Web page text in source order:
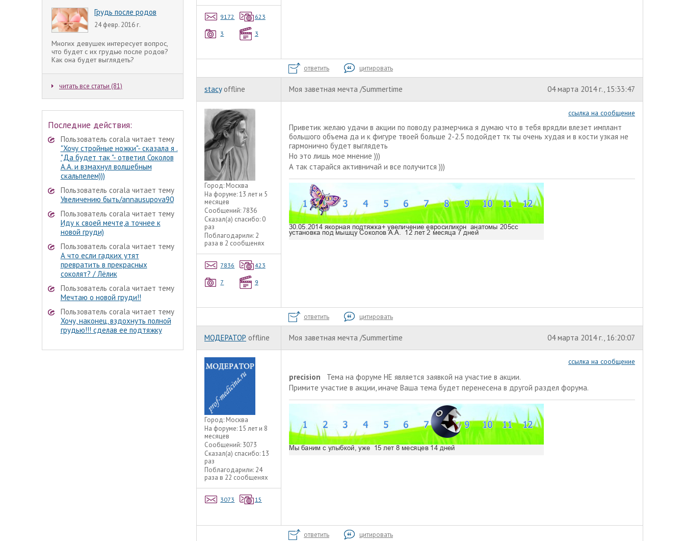
Грудь после родов
24 февр. 2016 г.
Многих девушек интересует вопрос,
что будет с их грудью после родов?
Как она будет выглядеть?
читать все статьи (81)
Последние действия:
Пользователь corala читает тему
"Хочу стройные ножки"- сказала я .
"Да будет так "- ответил Соколов
А.А. и взмахнул волшебным
скальпелем)))
Пользователь corala читает тему
Увеличению быть/annausupova90
Пользователь corala читает тему
Иду к своей мечте,а точнее к
новой груди)
Пользователь corala читает тему
А что если гадких утят
превратить в прекрасных
соколят? / Лёлик
Пользователь corala читает тему
Мечтаю о новой груди!!
Пользователь corala читает тему
Хочу, наконец, вздохнуть полной
грудью!!! сделав ее подтяжку
9172 623
3 3
ответить цитировать
stacy offline Моя заветная мечта /Summertime 04 марта 2014 г., 15:33:47
Город: Москва
На форуме:13 лет и 5
месяцев
Сообщений: 7836
Сказал(а) спасибо: 0
раз
Поблагодарили: 2
раза в 2 сообщенях
7836 423
7 9
ссылка на сообщение
Приветик желаю удачи в акции по поводу размерчика я думаю что в тебя врядли влезет имплант
большого объема да и к фигуре твоей больше 2-2.5 подойдет тк ты очень худая и в кости узкая не
гармонично будет выглядеть
Но это лишь мое мнение )))
А так старайся активничай и все получится )))
ответить цитировать
МОДЕРАТОР offline Моя заветная мечта /Summertime 04 марта 2014 г., 16:20:07
Город: Москва
На форуме:15 лет и 8
месяцев
Сообщений: 3073
Сказал(а) спасибо:13
раз
Поблагодарили: 24
раза в 22 сообщенях
3073 15
ссылка на сообщение
precision Тема на форуме НЕ является заявкой на участие в акции.
Примите участие в акции, иначе Ваша тема будет перенесена в другой раздел форума.
ответить цитировать